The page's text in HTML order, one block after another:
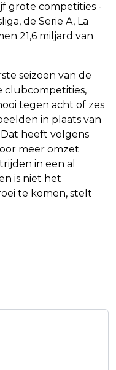
grote competities -
de Serie A, La
21,6 miljard van
seizoen van de
clubcompetities,
tegen acht of zes
in plaats van
heeft volgens
meer omzet
in een al
is niet het
te komen, stelt
IN MEDIA
CORONA